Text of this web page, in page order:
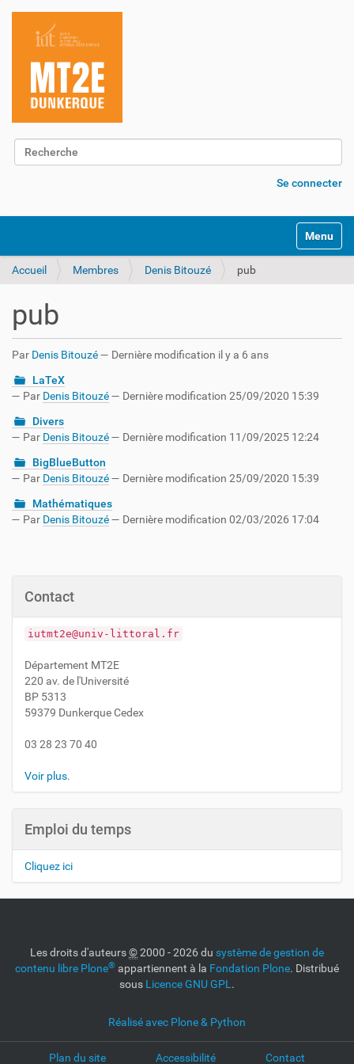
Chercher par
Se connecter
Activer/
Accueil Membres Denis Bitouzé pub
pub
Par Denis Bitouzé— Dernière modification il y a 6 ans
LaTeX
— Par Denis Bitouzé— Dernière modification 25/09/2020 15:39
Divers
— Par Denis Bitouzé— Dernière modification 11/09/2025 12:24
BigBlueButton
— Par Denis Bitouzé— Dernière modification 25/09/2020 15:39
Mathématiques
— Par Denis Bitouzé— Dernière modification 02/03/2026 17:04
Contact
iutmt2e@univ-littoral.fr
Département MT2E
220 av. de l'Université
BP 5313
59379 Dunkerque Cedex
03 28 23 70 40
Voir plus.
Emploi du temps
Cliquez ici
Les droits d'auteurs©2000 - 2026 du système de gestion de
contenu libre Plone® appartiennent à la Fondation Plone. Distribué
sous Licence GNU GPL .
Réalisé avec Plone & Python
Plan du site Accessibilité Contact